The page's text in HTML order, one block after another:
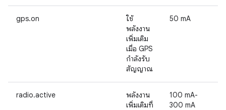
gps.on
ใช้
พลังงาน
เพิ่มเติม
เมื่อ GPS
กำลังรับ
สัญญาณ
50 mA
radio.active
พลังงาน
เพิ่มเติมที่
100 mA-
300 mA